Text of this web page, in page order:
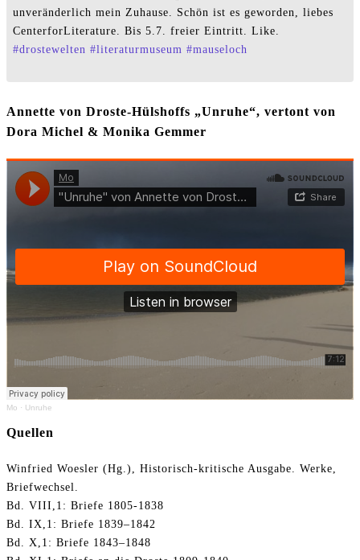
unveränderlich mein Zuhause. Schön ist es geworden, liebes
CenterforLiterature. Bis 5.7. freier Eintritt. Like.
#drostewelten #literaturmuseum #mauseloch
Annette von Droste-Hülshoffs „Unruhe“, vertont von
Dora Michel & Monika Gemmer
Mo · Unruhe
Quellen
Winfried Woesler (Hg.), Historisch-kritische Ausgabe. Werke,
Briefwechsel.
Bd. VIII,1: Briefe 1805-1838
Bd. IX,1: Briefe 1839–1842
Bd. X,1: Briefe 1843–1848